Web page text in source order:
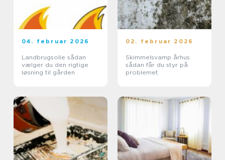
04. februar 2026
Landbrugsolie sådan
vælger du den rigtige
løsning til gården
02. februar 2026
Skimmelsvamp århus
sådan får du styr på
problemet